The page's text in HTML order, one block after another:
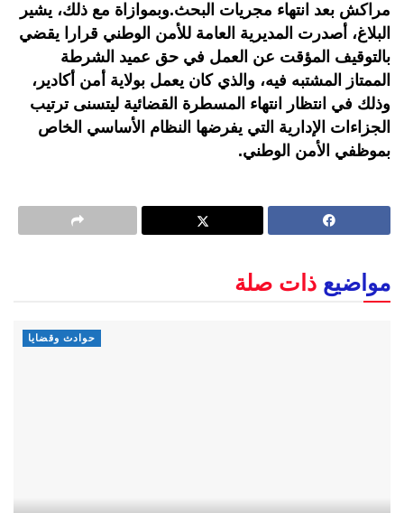
مراكش بعد انتهاء مجريات البحث.وبموازاة مع ذلك، يشير
البلاغ، أصدرت المديرية العامة للأمن الوطني قرارا يقضي
بالتوقيف المؤقت عن العمل في حق عميد الشرطة
الممتاز المشتبه فيه، والذي كان يعمل بولاية أمن أكادير،
وذلك في انتظار انتهاء المسطرة القضائية ليتسنى ترتيب
الجزاءات الإدارية التي يفرضها النظام الأساسي الخاص
بموظفي الأمن الوطني.
مواضيع ذات صلة
حوادث وقضايا